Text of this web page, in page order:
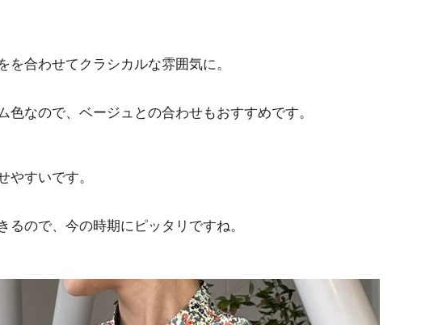
を合わせてクラシカルな雰囲気に。
色なので、ベージュとの合わせもおすすめです。
やすいです。
るので、今の時期にピッタリですね。